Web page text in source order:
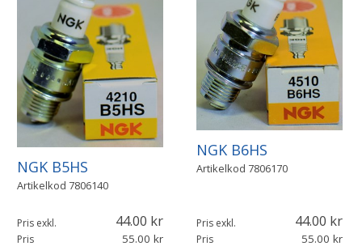
NGK B5HS
Artikelkod 7806140
Pris exkl. 44.00
Pris 55.00
NGK B6HS
Artikelkod 7806170
Pris exkl. 44.00
Pris 55.00